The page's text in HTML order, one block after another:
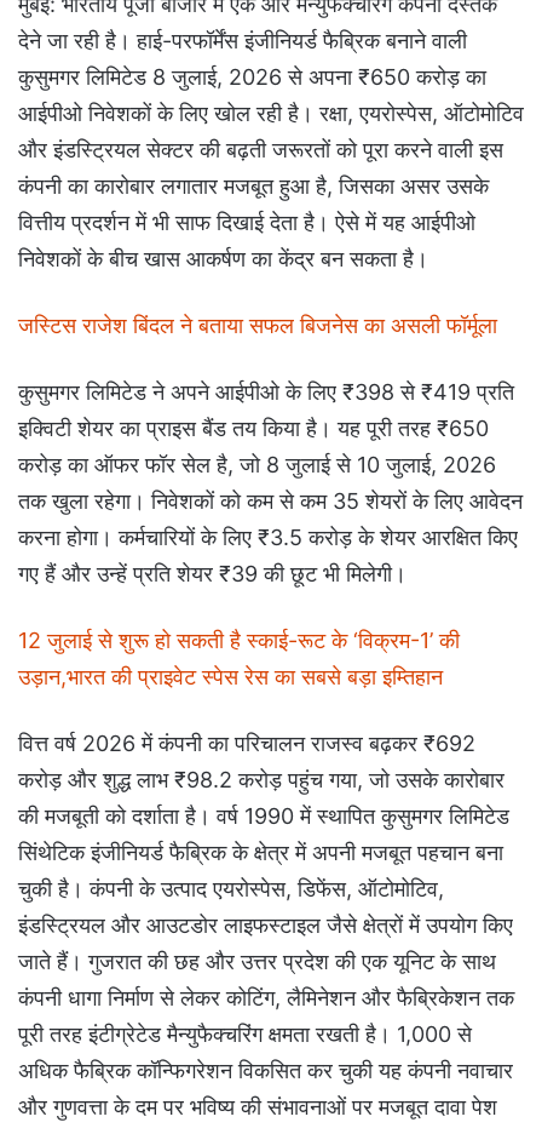
देने जा रही है। हाई-परफॉर्मेंस इंजीनियर्ड फैब्रिक बनाने वाली
कुसुमगर लिमिटेड 8 जुलाई, 2026 से अपना ₹650 करोड़ का
आईपीओ निवेशकों के लिए खोल रही है। रक्षा, एयरोस्पेस, ऑटोमोटिव
और इंडस्ट्रियल सेक्टर की बढ़ती जरूरतों को पूरा करने वाली इस
कंपनी का कारोबार लगातार मजबूत हुआ है, जिसका असर उसके
वित्तीय प्रदर्शन में भी साफ दिखाई देता है। ऐसे में यह आईपीओ
निवेशकों के बीच खास आकर्षण का केंद्र बन सकता है।
जस्टिस राजेश बिंदल ने बताया सफल बिजनेस का असली फॉर्मूला
कुसुमगर लिमिटेड ने अपने आईपीओ के लिए ₹398 से ₹419 प्रति
इक्विटी शेयर का प्राइस बैंड तय किया है। यह पूरी तरह ₹650
करोड़ का ऑफर फॉर सेल है, जो 8 जुलाई से 10 जुलाई, 2026
तक खुला रहेगा। निवेशकों को कम से कम 35 शेयरों के लिए आवेदन
करना होगा। कर्मचारियों के लिए ₹3.5 करोड़ के शेयर आरक्षित किए
गए हैं और उन्हें प्रति शेयर ₹39 की छूट भी मिलेगी।
12 जुलाई से शुरू हो सकती है स्काई-रूट के ‘विक्रम-1’ की
उड़ान,भारत की प्राइवेट स्पेस रेस का सबसे बड़ा इम्तिहान
वित्त वर्ष 2026 में कंपनी का परिचालन राजस्व बढ़कर ₹692
करोड़ और शुद्ध लाभ ₹98.2 करोड़ पहुंच गया, जो उसके कारोबार
की मजबूती को दर्शाता है। वर्ष 1990 में स्थापित कुसुमगर लिमिटेड
सिंथेटिक इंजीनियर्ड फैब्रिक के क्षेत्र में अपनी मजबूत पहचान बना
चुकी है। कंपनी के उत्पाद एयरोस्पेस, डिफेंस, ऑटोमोटिव,
इंडस्ट्रियल और आउटडोर लाइफस्टाइल जैसे क्षेत्रों में उपयोग किए
जाते हैं। गुजरात की छह और उत्तर प्रदेश की एक यूनिट के साथ
कंपनी धागा निर्माण से लेकर कोटिंग, लैमिनेशन और फैब्रिकेशन तक
पूरी तरह इंटीग्रेटेड मैन्युफैक्चरिंग क्षमता रखती है। 1,000 से
अधिक फैब्रिक कॉन्फिगरेशन विकसित कर चुकी यह कंपनी नवाचार
और गुणवत्ता के दम पर भविष्य की संभावनाओं पर मजबूत दावा पेश